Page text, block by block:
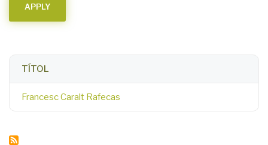
TÍTOL
Francesc Caralt Rafecas